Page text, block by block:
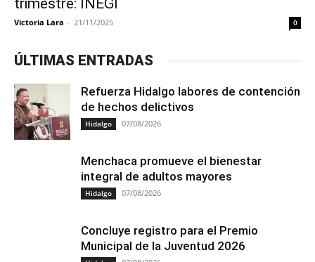
trimestre: INEGI
Victoria Lara - 21/11/2025 0
ÚLTIMAS ENTRADAS
Refuerza Hidalgo labores de contención
de hechos delictivos
Hidalgo 07/08/2026
Menchaca promueve el bienestar
integral de adultos mayores
Hidalgo 07/08/2026
Concluye registro para el Premio
Municipal de la Juventud 2026